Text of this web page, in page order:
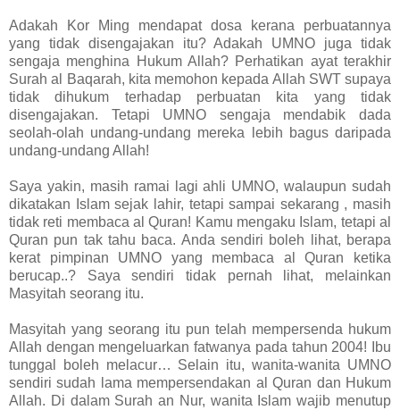
Adakah Kor Ming mendapat dosa kerana perbuatannya
yang tidak disengajakan itu? Adakah UMNO juga tidak
sengaja menghina Hukum Allah? Perhatikan ayat terakhir
Surah al Baqarah, kita memohon kepada Allah SWT supaya
tidak dihukum terhadap perbuatan kita yang tidak
disengajakan. Tetapi UMNO sengaja mendabik dada
seolah-olah undang-undang mereka lebih bagus daripada
undang-undang Allah!
Saya yakin, masih ramai lagi ahli UMNO, walaupun sudah
dikatakan Islam sejak lahir, tetapi sampai sekarang , masih
tidak reti membaca al Quran! Kamu mengaku Islam, tetapi al
Quran pun tak tahu baca. Anda sendiri boleh lihat, berapa
kerat pimpinan UMNO yang membaca al Quran ketika
berucap..? Saya sendiri tidak pernah lihat, melainkan
Masyitah seorang itu.
Masyitah yang seorang itu pun telah mempersenda hukum
Allah dengan mengeluarkan fatwanya pada tahun 2004! Ibu
tunggal boleh melacur… Selain itu, wanita-wanita UMNO
sendiri sudah lama mempersendakan al Quran dan Hukum
Allah. Di dalam Surah an Nur, wanita Islam wajib menutup